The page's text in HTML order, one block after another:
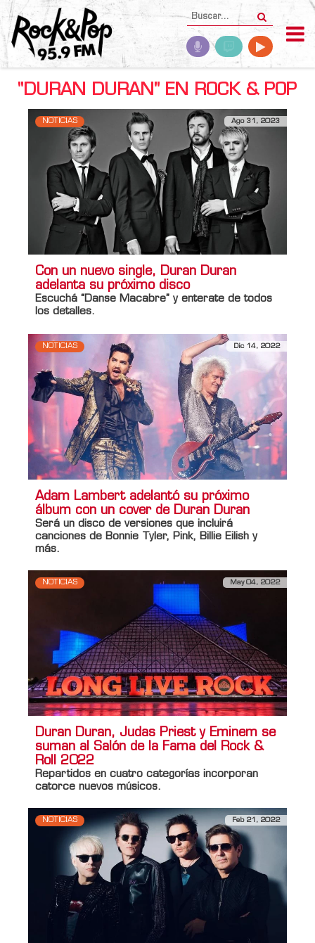
"DURAN DURAN" EN ROCK & POP
NOTICIAS Ago 31, 2023
Con un nuevo single, Duran Duran
adelanta su próximo disco
Escuchá “Danse Macabre” y enterate de todos
los detalles.
NOTICIAS Dic 14, 2022
Adam Lambert adelantó su próximo
álbum con un cover de Duran Duran
Será un disco de versiones que incluirá
canciones de Bonnie Tyler, Pink, Billie Eilish y
más.
NOTICIAS May 04, 2022
Duran Duran, Judas Priest y Eminem se
suman al Salón de la Fama del Rock &
Roll 2022
Repartidos en cuatro categorías incorporan
catorce nuevos músicos.
NOTICIAS Feb 21, 2022